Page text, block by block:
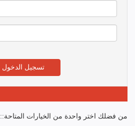
تسجيل الدخول
من فضلك اختر واحدة من الخيارات المتاحة::